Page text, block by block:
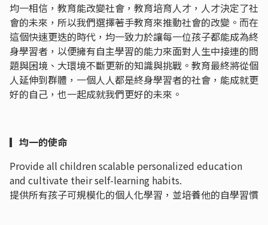
均一相信，教育能改變社會，教育培育人才，人才決定了社
會的未來，所以我們選擇著手教育來推動社會的改變。而在
這個快速更迭的時代，均一致力於讓每一位孩子都能成為終
身學習者，以便擁有自主學習的能力來面對人生中接連的問
題與困境、大環境不斷更新的知識與挑戰。教育最終將從個
人延伸到群體，一個人人都是終身學習者的社會，能成就更
好的自己，也一起成就我們更好的未來。
▎均一的使命
Provide all children scalable personalized education
and cultivate their self-learning habits.
提供所有孩子可規模化的個人化學習，並培養他的自學習慣